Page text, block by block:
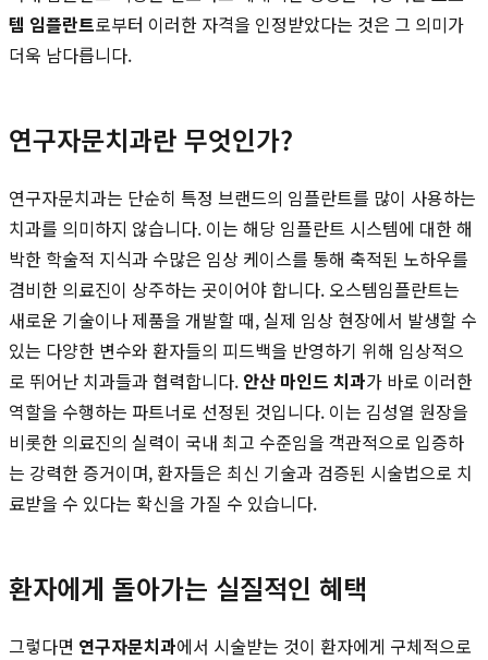
템 임플란트로부터 이러한 자격을 인정받았다는 것은 그 의미가
더욱 남다릅니다.
연구자문치과란 무엇인가?
연구자문치과는 단순히 특정 브랜드의 임플란트를 많이 사용하는
치과를 의미하지 않습니다. 이는 해당 임플란트 시스템에 대한 해
박한 학술적 지식과 수많은 임상 케이스를 통해 축적된 노하우를
겸비한 의료진이 상주하는 곳이어야 합니다. 오스템임플란트는
새로운 기술이나 제품을 개발할 때, 실제 임상 현장에서 발생할 수
있는 다양한 변수와 환자들의 피드백을 반영하기 위해 임상적으
로 뛰어난 치과들과 협력합니다. 안산 마인드 치과가 바로 이러한
역할을 수행하는 파트너로 선정된 것입니다. 이는 김성열 원장을
비롯한 의료진의 실력이 국내 최고 수준임을 객관적으로 입증하
는 강력한 증거이며, 환자들은 최신 기술과 검증된 시술법으로 치
료받을 수 있다는 확신을 가질 수 있습니다.
환자에게 돌아가는 실질적인 혜택
그렇다면 연구자문치과에서 시술받는 것이 환자에게 구체적으로